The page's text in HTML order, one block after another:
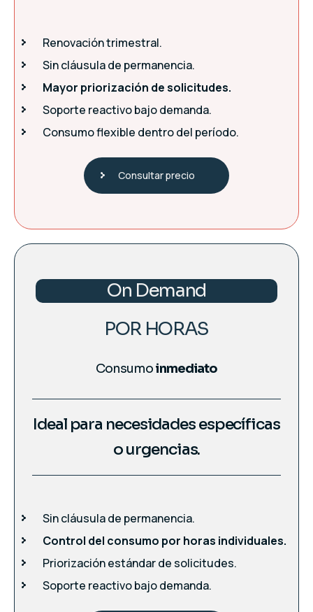
Renovación trimestral.
Sin cláusula de permanencia.
Mayor priorización de solicitudes.
Soporte reactivo bajo demanda.
Consumo flexible dentro del período.
Consultar precio
On Demand
POR HORAS
Consumoinmediato
Ideal para necesidades específicas
o urgencias.
Sin cláusula de permanencia.
Control del consumo por horas individuales.
Priorización estándar de solicitudes.
Soporte reactivo bajo demanda.